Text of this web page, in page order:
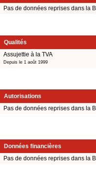
Pas de données reprises dans la
Qualités
Assujettie à la TVA
Depuis le 1 août 1999
Autorisations
Pas de données reprises dans la
Données financières
Pas de données reprises dans la